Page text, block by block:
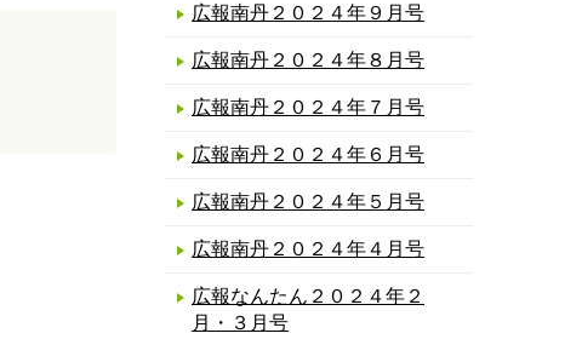
広報南丹２０２４年９月号
広報南丹２０２４年８月号
広報南丹２０２４年７月号
広報南丹２０２４年６月号
広報南丹２０２４年５月号
広報南丹２０２４年４月号
広報なんたん２０２４年２
月・３月号